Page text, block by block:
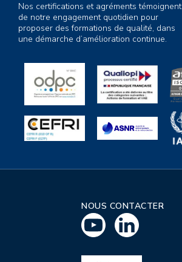
Nos certifications et agréments témoignent
de notre engagement quotidien pour
proposer des formations de qualité, dans
une démarche d’amélioration continue.
NOUS CONTACTER